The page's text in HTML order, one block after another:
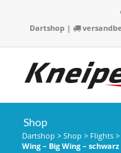
Dartshop|
Shop
Dartshop > Shop > Flights>
Wing – Big Wing – schwarz